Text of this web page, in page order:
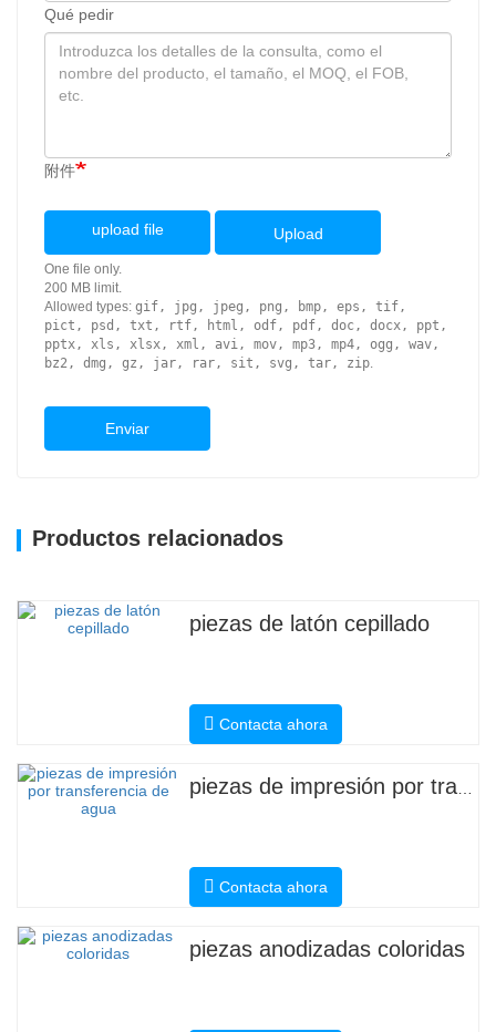
Qué pedir
附件
upload file Upload
One file only.
200 MB limit.
Allowed types: gif, jpg, jpeg, png, bmp, eps, tif,
pict, psd, txt, rtf, html, odf, pdf, doc, docx, ppt,
pptx, xls, xlsx, xml, avi, mov, mp3, mp4, ogg, wav,
bz2, dmg, gz, jar, rar, sit, svg, tar, zip.
Enviar
Productos relacionados
piezas de latón cepillado
Contacta ahora
Contacta ahora
piezas anodizadas coloridas